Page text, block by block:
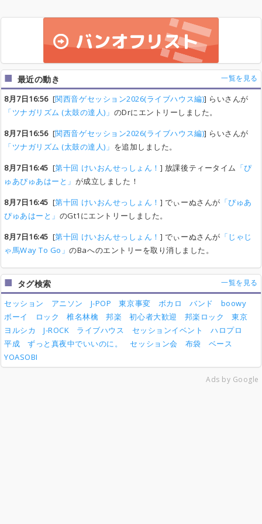
最近の動き 一覧を見る
8月7日16:56[関西音ゲセッション2026(ライブハウス編)] らいさんが
「ツナガリズム (太鼓の達人)」 のDrにエントリーしました。
8月7日16:56[関西音ゲセッション2026(ライブハウス編)] らいさんが
「ツナガリズム (太鼓の達人)」 を追加しました。
8月7日16:45 [第十回 けいおんせっしょん！ ] 放課後ティータイム 「ぴ
ゅあぴゅあはーと」 が成立しました！
8月7日16:45 [第十回 けいおんせっしょん！ ] でぃーぬさんが 「ぴゅあ
ぴゅあはーと」 のGt1にエントリーしました。
8月7日16:45 [第十回 けいおんせっしょん！ ] でぃーぬさんが 「じゃじ
ゃ馬Way To Go」のBaへのエントリーを取り消しました。
タグ検索 一覧を見る
セッション アニソン J-POP 東京事変 ボカロ バンド
boowy
ボーイ
ロック 椎名林檎 邦楽 初心者大歓迎 邦楽ロック
東京
ヨルシカ
J-ROCK ライブハウス セッションイベント
ハロプロ
平成
ずっと真夜中でいいのに。 セッション会 布袋
ベース
YOASOBI
Ads by Google